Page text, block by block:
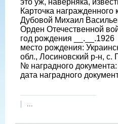
это уж, наверняка,
Карточка
Дубовой Михаил
Орден Отечественной
год рождения __.__.1926
место рождения:
обл., Лосиновский р-н, с.
№ наградного
дата наградного